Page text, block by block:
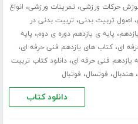
حرکات ورزشی، تمرینات ورزشی، انواع
، اصول تربیت بدنی، تربیت بدنی در
، پایه ی یازدهم دوره ی دوم، پایه
ای،کتاب های یازدهم فنی حرفه ای،
یازدهم فنی حرفه ای،دانلود کتاب تربیت
،هندبال، فوتسال، فوتبال
دانلود کتاب